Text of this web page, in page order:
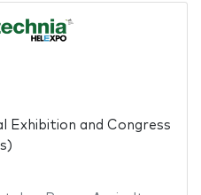
Exhibition and Congress